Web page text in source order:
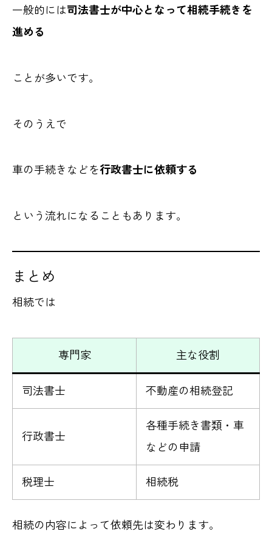
一般的には司法書士が中心となって相続手続きを
進める
ことが多いです。
そのうえで
車の手続きなどを行政書士に依頼する
という流れになることもあります。
まとめ
相続では
専門家 主な役割
司法書士 不動産の相続登記
行政書士
各種手続き書類・車
などの申請
税理士 相続税
相続の内容によって依頼先は変わります。